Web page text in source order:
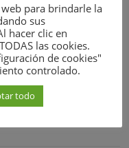
(300x300) |
|1536x1536 (1536x1536)
(350x200)
|screenr-service-small
para brindarle la
sus
hacer clic en
las cookies.
de cookies"
controlado.
todo